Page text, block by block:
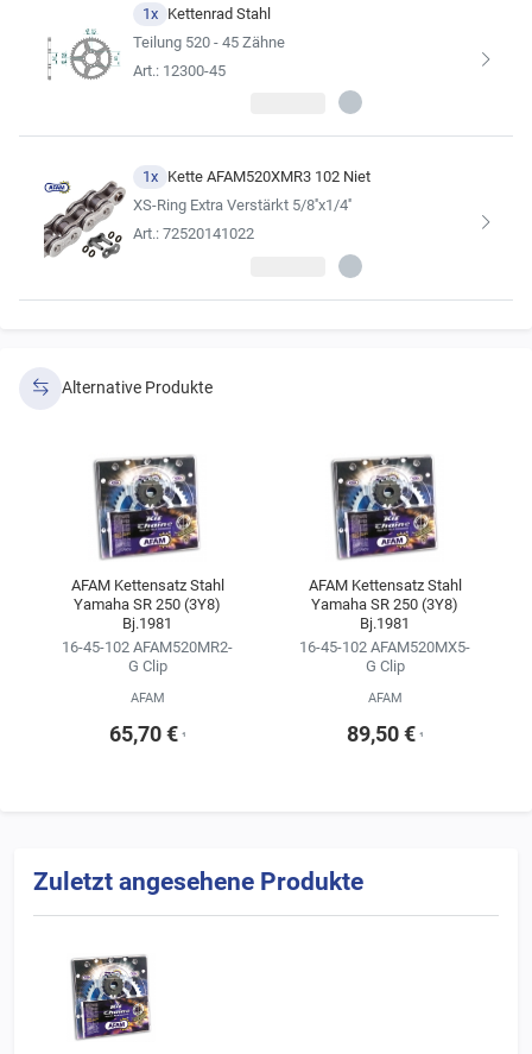
Wir empfehlen, sich für die Kette im Kettensatz stets an der
Erstausrüsterqualität zu orientieren
(siehe Ergebnisse der Fahrzeugsuche).
1x Kettenrad Stahl
Teilung 520 - 45 Zähne
Art.: 12300-45
1x Kette AFAM520XMR3 102 Niet
XS-Ring Extra Verstärkt 5/8''x1/4''
Art.: 72520141022
Alternative Produkte
AFAM Kettensatz Stahl
Yamaha SR 250 (3Y8)
Bj.1981
16-45-102 AFAM520MR2-
G Clip
AFAM
65,70 € ¹
AFAM Kettensatz Stahl
Yamaha SR 250 (3Y8)
Bj.1981
16-45-102 AFAM520MX5-
G Clip
AFAM
89,50 € ¹
Zuletzt angesehene Produkte